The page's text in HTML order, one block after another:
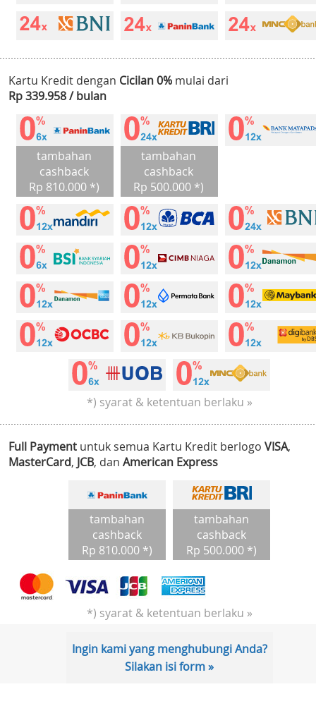
Kartu Kredit dengan Cicilan 0% mulai dari
Rp 339.958 / bulan
tambahan
cashback
Rp 810.000 *)
tambahan
cashback
Rp 500.000 *)
*) syarat & ketentuan berlaku »
Full Payment untuk semua Kartu Kredit berlogo VISA,
MasterCard, JCB, dan American Express
tambahan
cashback
Rp 810.000 *)
tambahan
cashback
Rp 500.000 *)
*) syarat & ketentuan berlaku »
Ingin kami yang menghubungi Anda?
Silakan isi form »